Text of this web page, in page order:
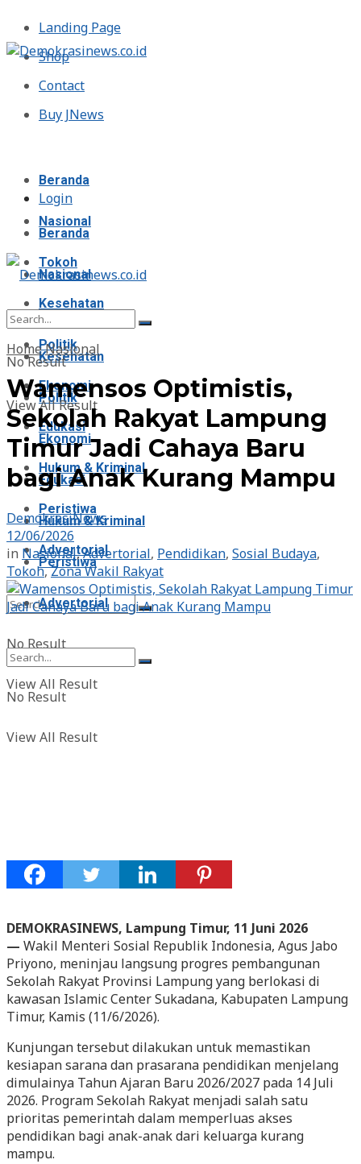
Landing Page
Shop
Contact
Buy JNews
Login
Beranda
Nasional
Tokoh
Kesehatan
Politik
Ekonomi
Edukasi
Hukum & Kriminal
Peristiwa
Advertorial
No Result
View All Result
Beranda
Nasional
Tokoh
Kesehatan
Politik
Ekonomi
Edukasi
Hukum & Kriminal
Peristiwa
Advertorial
No Result
View All Result
No Result
View All Result
HomeNasional
Wamensos Optimistis,
Sekolah Rakyat Lampung
Timur Jadi Cahaya Baru
bagi Anak Kurang Mampu
DemokrasiNews
12/06/2026
in Nasional,Advertorial, Pendidikan, Sosial Budaya,
Tokoh,Zona Wakil Rakyat
DEMOKRASINEWS, Lampung Timur, 11 Juni 2026
— Wakil Menteri Sosial Republik Indonesia, Agus Jabo
Priyono, meninjau langsung progres pembangunan
Sekolah Rakyat Provinsi Lampung yang berlokasi di
kawasan Islamic Center Sukadana, Kabupaten Lampung
Timur, Kamis (11/6/2026).
Kunjungan tersebut dilakukan untuk memastikan
kesiapan sarana dan prasarana pendidikan menjelang
dimulainya Tahun Ajaran Baru 2026/2027 pada 14 Juli
2026. Program Sekolah Rakyat menjadi salah satu
prioritas pemerintah dalam memperluas akses
pendidikan bagi anak-anak dari keluarga kurang
mampu.